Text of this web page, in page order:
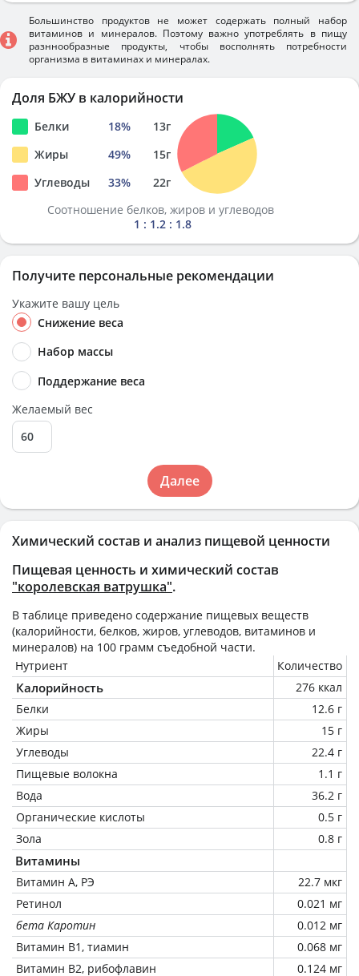
Химический состав и анализ пищевой ценности
Пищевая ценность и химический состав
"королевская ватрушка".
В таблице приведено содержание пищевых веществ
(калорийности, белков, жиров, углеводов, витаминов и
минералов) на 100 грамм съедобной части.
Нутриент
Количество
Калорийность
276 ккал
Белки
12.6 г
Жиры
15 г
Углеводы
22.4 г
Пищевые волокна
1.1 г
Вода
36.2 г
Органические кислоты
0.5 г
Зола
0.8 г
Витамины
Витамин А, РЭ
22.7 мкг
Ретинол
0.021 мг
бета Каротин
0.012 мг
Витамин В1, тиамин
0.068 мг
Витамин В2, рибофлавин
0.124 мг
Большинство продуктов не может содержать полный набор
витаминов и минералов. Поэтому важно употреблять в пищу
разннообразные продукты, чтобы восполнять потребности
организма в витаминах и минералах.
Доля БЖУ в калорийности
Белки 18% 13г
Жиры
49% 15г
Углеводы
33% 22г
Соотношение белков, жиров и углеводов
1 : 1.2 : 1.8
Получите персональные рекомендации
Укажите вашу цель
Снижение веса
Набор массы
Поддержание веса
Желаемый вес
Далее